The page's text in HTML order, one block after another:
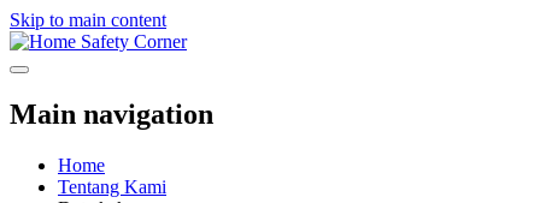
Skip to main content
Safety Corner
Main navigation
Home
Tentang Kami